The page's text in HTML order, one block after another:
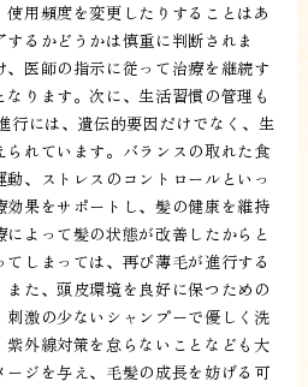
用頻度を変更したりすることはあ
るかどうかは慎重に判断されま
医師の指示に従って治療を継続す
ります。次に、生活習慣の管理も
行には、遺伝的要因だけでなく、生
れています。バランスの取れた食
、ストレスのコントロールといっ
果をサポートし、髪の健康を維持
よって髪の状態が改善したからと
しまっては、再び薄毛が進行する
また、頭皮環境を良好に保つための
激の少ないシャンプーで優しく洗
外線対策を怠らないことなども大
ジを与え、毛髪の成長を妨げる可